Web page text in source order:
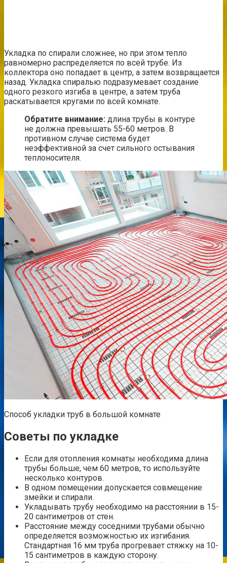
Укладка по спирали сложнее, но при этом тепло
равномерно распределяется по всей трубе. Из
коллектора оно попадает в центр, а затем возвращается
назад. Укладка спиралью подразумевает создание
одного резкого изгиба в центре, а затем труба
раскатывается кругами по всей комнате.
Обратите внимание: длина трубы в контуре
не должна превышать 55-60 метров. В
противном случае система будет
неэффективной за счет сильного остывания
теплоносителя.
Способ укладки труб в большой комнате
Советы по укладке
Если для отопления комнаты необходима длина
трубы больше, чем 60 метров, то используйте
несколько контуров.
В одном помещении допускается совмещение
змейки и спирали.
Укладывать трубу необходимо на расстоянии в 15-
20 сантиметров от стен.
Расстояние между соседними трубами обычно
определяется возможностью их изгибания.
Стандартная 16 мм труба прогревает стяжку на 10-
15 сантиметров в каждую сторону.